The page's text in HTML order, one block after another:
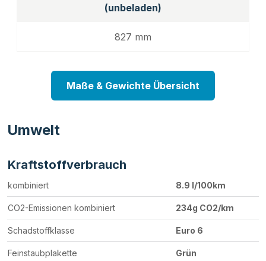
(unbeladen)
827 mm
Maße & Gewichte Übersicht
Umwelt
Kraftstoffverbrauch
kombiniert 8.9 l/100km
CO2-Emissionen kombiniert 234g CO2/km
Schadstoffklasse Euro 6
Feinstaubplakette Grün